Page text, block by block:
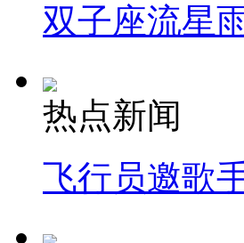
双子座流星
热点新闻
飞行员邀歌